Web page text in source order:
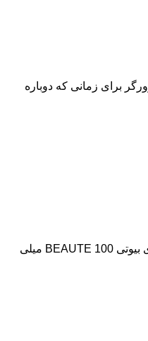
برای زمانی که دوباره